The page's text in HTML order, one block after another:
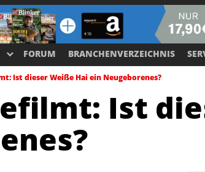
FORUM BRANCHENVERZEICHNIS
Ist dieser Weiße Hai ein Neugeborenes?
Ist